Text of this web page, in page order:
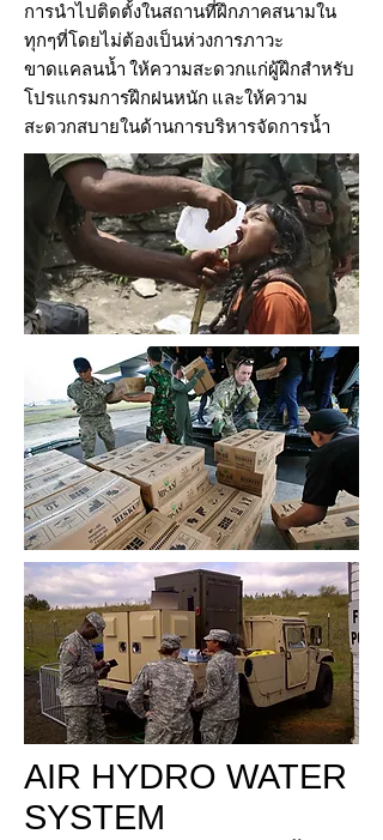
การนำไปติดตั้งในสถานที่ฝึกภาคสนามใน
ทุกๆที่โดยไม่ต้องเป็นห่วงการภาวะ
ขาดแคลนน้ำ ให้ความสะดวกแก่ผู้ฝึกสำหรับ
โปรแกรมการฝึกฝนหนัก และให้ความ
สะดวกสบายในด้านการบริหารจัดการน้ำ
AIR HYDRO WATER
SYSTEM